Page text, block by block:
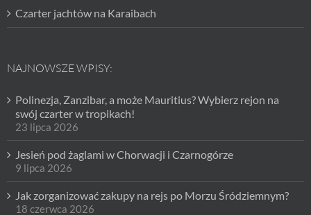
Czarter jachtów na Karaibach
NAJNOWSZE WPISY:
Polinezja, Zanzibar, a może Mauritius? Wybierz rejon na
swój czarter w tropikach!
23 lipca 2026
Jesień pod żaglami w Chorwacji i Czarnogórze
9 lipca 2026
Jak zorganizować zakupy na rejs po Morzu Śródziemnym?
18 czerwca 2026